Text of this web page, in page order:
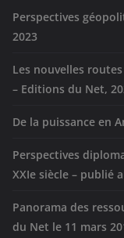
Perspectives
2023
Les nouvelles
– Editions du Net,
De la puissance en
Perspectives
XXIe siècle – publié
Panorama des
du Net le 11 mars